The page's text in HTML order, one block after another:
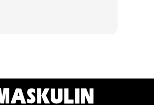
tumpuan memenuhi keperluan
kerja global.